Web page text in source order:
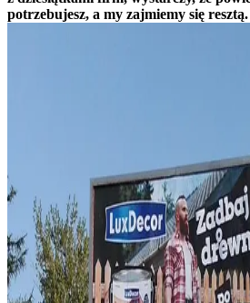
potrzebujesz, a my zajmiemy się